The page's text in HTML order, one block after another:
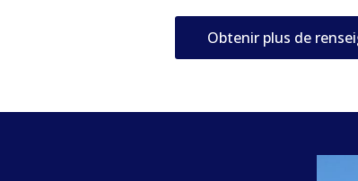
Obtenir plus de